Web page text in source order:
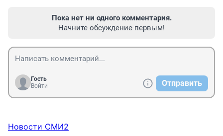
Пока нет ни одного комментария.
Начните обсуждение первым!
Гость
Войти
Отправить
Новости СМИ2